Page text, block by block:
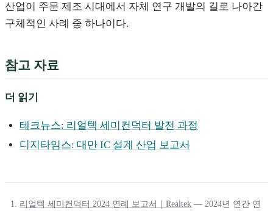
산업이 주문 제조 시대에서 자체 연구 개발의 길로 나아간
구체적인 사례 중 하나이다.
참고 자료
더 읽기
테크뉴스: 리얼텍 세미컨덕터 발전 과정
디지타임스: 대만 IC 설계 산업 보고서
리얼텍 세미컨덕터 2024 연례 보고서｜Realtek — 2024년 연간 연